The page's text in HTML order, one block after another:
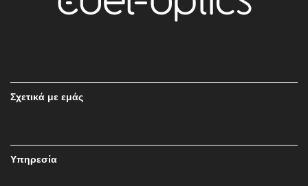
Σχετικά με εμάς
Υπηρεσία